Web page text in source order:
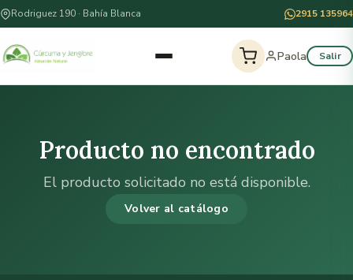
Rodriguez 190 · Bahía Blanca 2915 135964
Paola Salir
Producto no encontrado
El producto solicitado no está disponible.
Volver al catálogo